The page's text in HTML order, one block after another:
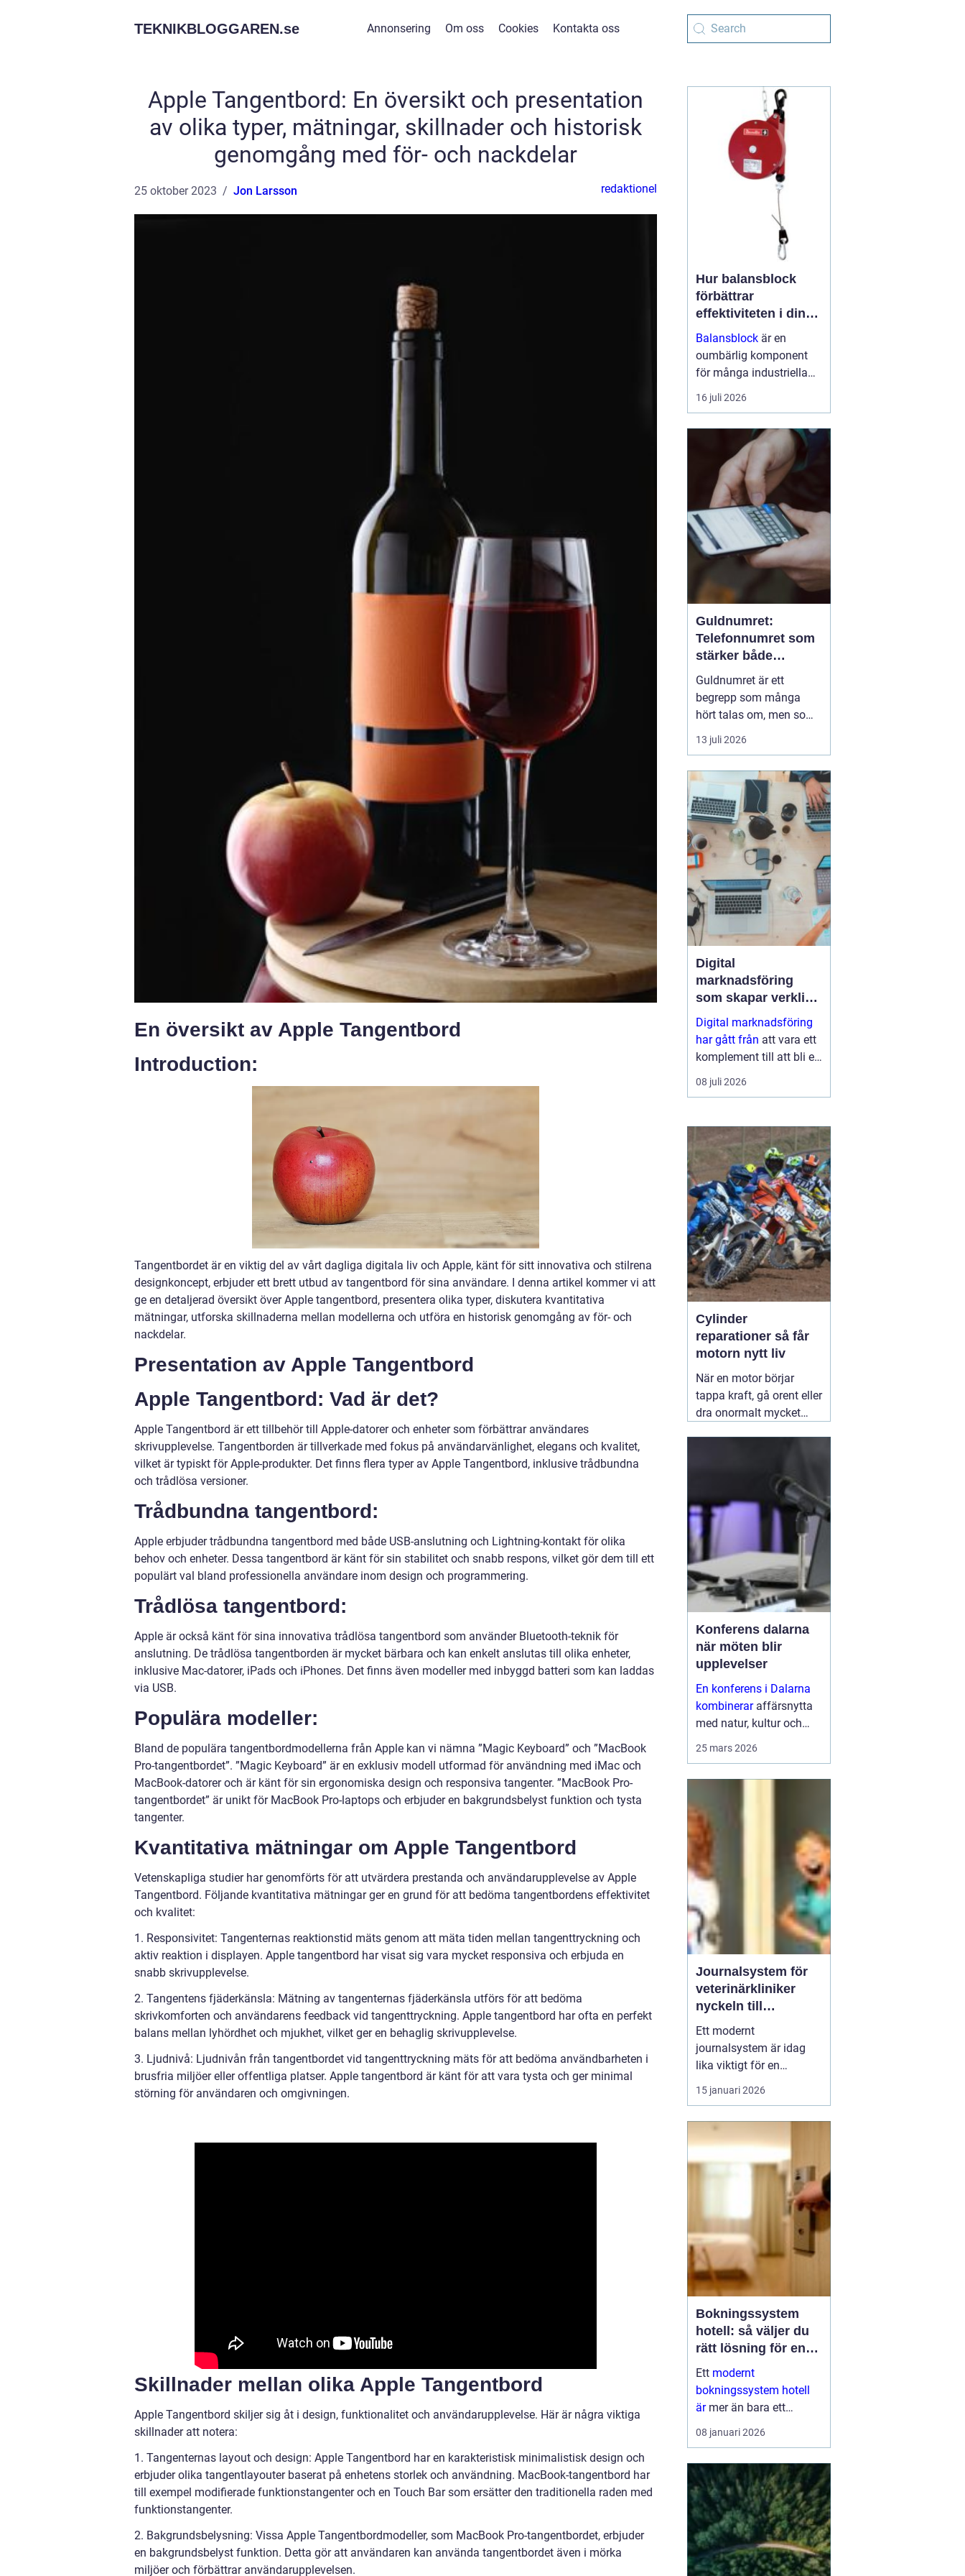
TEKNIKBLOGGAREN.se Annonsering Om oss Cookies Kontakta oss
Apple Tangentbord: En översikt och presentation
av olika typer, mätningar, skillnader och historisk
genomgång med för- och nackdelar
25 oktober 2023 Jon Larsson redaktionel
En översikt av Apple Tangentbord
Introduction:
Tangentbordet är en viktig del av vårt dagliga digitala liv och Apple, känt för sitt innovativa och stilrena
designkoncept, erbjuder ett brett utbud av tangentbord för sina användare. I denna artikel kommer vi att
ge en detaljerad översikt över Apple tangentbord, presentera olika typer, diskutera kvantitativa
mätningar, utforska skillnaderna mellan modellerna och utföra en historisk genomgång av för- och
nackdelar.
Presentation av Apple Tangentbord
Apple Tangentbord: Vad är det?
Apple Tangentbord är ett tillbehör till Apple-datorer och enheter som förbättrar användares
skrivupplevelse. Tangentborden är tillverkade med fokus på användarvänlighet, elegans och kvalitet,
vilket är typiskt för Apple-produkter. Det finns flera typer av Apple Tangentbord, inklusive trådbundna
och trådlösa versioner.
Trådbundna tangentbord:
Apple erbjuder trådbundna tangentbord med både USB-anslutning och Lightning-kontakt för olika
behov och enheter. Dessa tangentbord är känt för sin stabilitet och snabb respons, vilket gör dem till ett
populärt val bland professionella användare inom design och programmering.
Trådlösa tangentbord:
Apple är också känt för sina innovativa trådlösa tangentbord som använder Bluetooth-teknik för
anslutning. De trådlösa tangentborden är mycket bärbara och kan enkelt anslutas till olika enheter,
inklusive Mac-datorer, iPads och iPhones. Det finns även modeller med inbyggd batteri som kan laddas
via USB.
Populära modeller:
Bland de populära tangentbordmodellerna från Apple kan vi nämna ”Magic Keyboard” och ”MacBook
Pro-tangentbordet”. ”Magic Keyboard” är en exklusiv modell utformad för användning med iMac och
MacBook-datorer och är känt för sin ergonomiska design och responsiva tangenter. ”MacBook Pro-
tangentbordet” är unikt för MacBook Pro-laptops och erbjuder en bakgrundsbelyst funktion och tysta
tangenter.
Kvantitativa mätningar om Apple Tangentbord
Vetenskapliga studier har genomförts för att utvärdera prestanda och användarupplevelse av Apple
Tangentbord. Följande kvantitativa mätningar ger en grund för att bedöma tangentbordens effektivitet
och kvalitet:
1. Responsivitet: Tangenternas reaktionstid mäts genom att mäta tiden mellan tangenttryckning och
aktiv reaktion i displayen. Apple tangentbord har visat sig vara mycket responsiva och erbjuda en
snabb skrivupplevelse.
2. Tangentens fjäderkänsla: Mätning av tangenternas fjäderkänsla utförs för att bedöma
skrivkomforten och användarens feedback vid tangenttryckning. Apple tangentbord har ofta en perfekt
balans mellan lyhördhet och mjukhet, vilket ger en behaglig skrivupplevelse.
3. Ljudnivå: Ljudnivån från tangentbordet vid tangenttryckning mäts för att bedöma användbarheten i
brusfria miljöer eller offentliga platser. Apple tangentbord är känt för att vara tysta och ger minimal
störning för användaren och omgivningen.
Skillnader mellan olika Apple Tangentbord
Apple Tangentbord skiljer sig åt i design, funktionalitet och användarupplevelse. Här är några viktiga
skillnader att notera:
1. Tangenternas layout och design: Apple Tangentbord har en karakteristisk minimalistisk design och
erbjuder olika tangentlayouter baserat på enhetens storlek och användning. MacBook-tangentbord har
till exempel modifierade funktionstangenter och en Touch Bar som ersätter den traditionella raden med
funktionstangenter.
2. Bakgrundsbelysning: Vissa Apple Tangentbordmodeller, som MacBook Pro-tangentbordet, erbjuder
en bakgrundsbelyst funktion. Detta gör att användaren kan använda tangentbordet även i mörka
miljöer och förbättrar användarupplevelsen.
Hur balansblock
förbättrar
effektiviteten i din
arbetsmiljö
Balansblock är en
oumbärlig komponent
för många industriella
och hantverksrelaterade
miljöer. De hjälper till att
16 juli 2026
Guldnumret:
Telefonnumret som
stärker både
varumärke och
vardag
Guldnumret är ett
begrepp som många
hört talas om, men som
färre har funderat
igenom strategiskt. Med
och ofta symmetriskt
telefonnummer kan
både företag och
privatpersoner göra
kommuni...
13 juli 2026
Digital
marknadsföring
som skapar verkliga
resultat
Digital marknadsföring
har gått från att vara ett
komplement till att bli en
central del i hur företag
växer, bygger förtroende
08 juli 2026
Cylinder
reparationer så får
motorn nytt liv
När en motor börjar
tappa kraft, gå orent eller
dra onormalt mycket
gör att motorn inte
längre arbetar tätt och
effektivt. Genom
professionella
30 juni
Konferens dalarna
när möten blir
upplevelser
En konferens i Dalarna
kombineraraffärsnytta
med natur, kultur och
fokus, sammanhållning
och ny energ...
25 mars 2026
Journalsystem för
veterinärkliniker
nyckeln till
smidigare vardag
och säkrare vård
Ett modernt
journalsystem är idag
lika viktigt för en
veterinärklinik som
röntgenutrustning och
kundkontakt och
administration samlas i
samma digitala flöde blir
arbetet både snabbare
djurägaren märks det
som...
15 januari 2026
Bokningssystem
hotell: så väljer du
rätt lösning för en
modern
gästupplevelse
Ett modernt
bokningssystem hotell
ärmer än bara ett
verktyg för att fylla rum.
För många anläggningar
verksamheten. När
bokni...
08 januari 2026